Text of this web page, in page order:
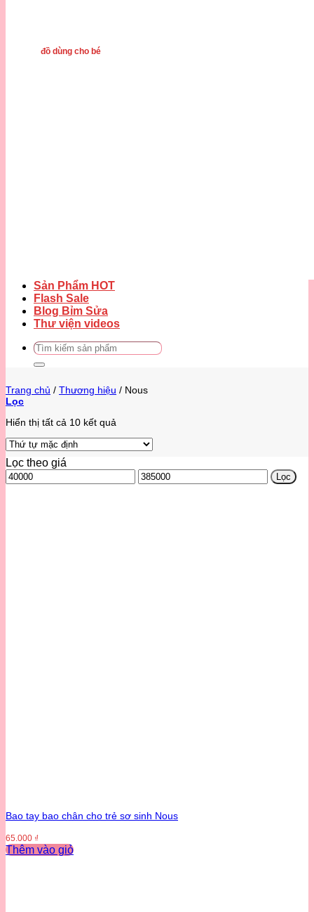
đồ dùng cho bé
Sản Phẩm HOT
Flash Sale
Blog Bỉm Sửa
Thư viện videos
Tìm
Trang chủ / Thương hiệu / Nous
Lọc
Hiển thị tất cả 10 kết quả
Lọc theo giá
Giá
thấp
Giá
cao
Lọc
Bao tay bao chân cho trẻ sơ sinh Nous
65.000 ₫
Thêm vào giỏ